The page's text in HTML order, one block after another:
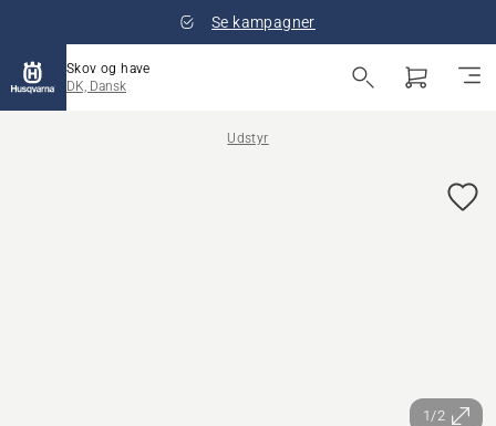
Se kampagner
Skov og have
DK, Dansk
Udstyr
1/2